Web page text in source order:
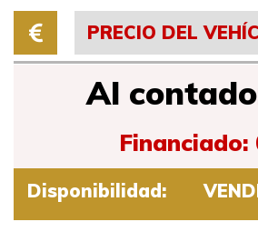
PRECIO DEL
Al
Financiado:
Disponibilidad: